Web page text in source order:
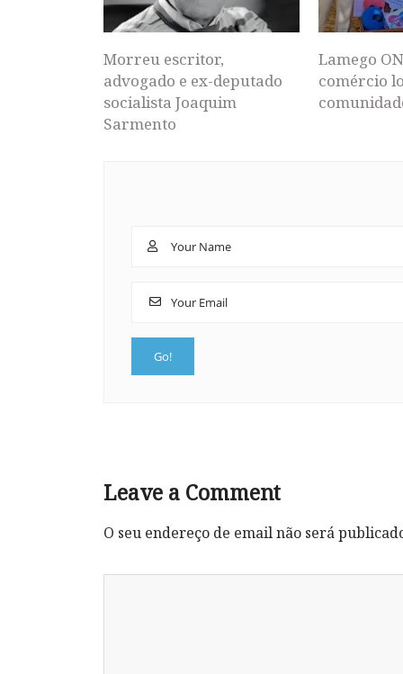
Morreu escritor,
advogado e ex-deputado
socialista Joaquim
Sarmento
Lamego
comércio
Leave a Comment
O seu endereço de email não será